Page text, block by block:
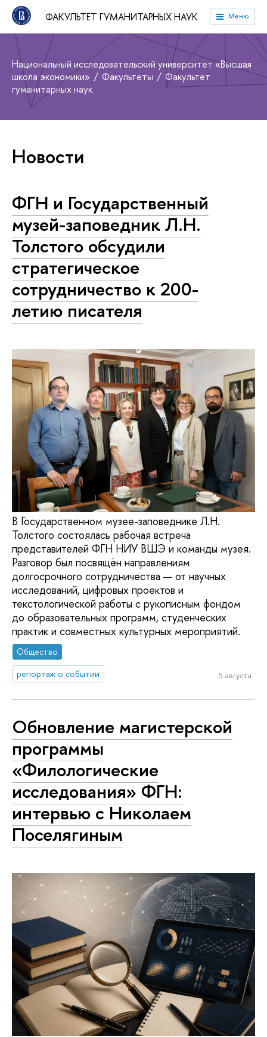
ФАКУЛЬТЕТ ГУМАНИТАРНЫХ НАУК Меню
Национальный исследовательский университет «Высшая
школа экономики»
Факультеты
Факультет
гуманитарных наук
Новости
ФГН и Государственный
музей-заповедник Л.Н.
Толстого обсудили
стратегическое
сотрудничество к 200-
летию писателя
В Государственном музее-заповеднике Л.Н.
Толстого состоялась рабочая встреча
представителей ФГН НИУ ВШЭ и команды музея.
Разговор был посвящён направлениям
долгосрочного сотрудничества — от научных
исследований, цифровых проектов и
текстологической работы с рукописным фондом
до образовательных программ, студенческих
практик и совместных культурных мероприятий.
Общество
репортаж о событии
5 августа
Обновление магистерской
программы
«Филологические
исследования» ФГН:
интервью с Николаем
Поселягиным